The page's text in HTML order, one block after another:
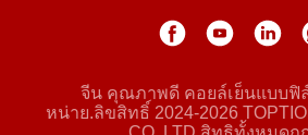
จีน คุณภาพดี คอยล์เย็นแบบฟิ
หน่าย.ลิขสิทธิ์ 2024-2026